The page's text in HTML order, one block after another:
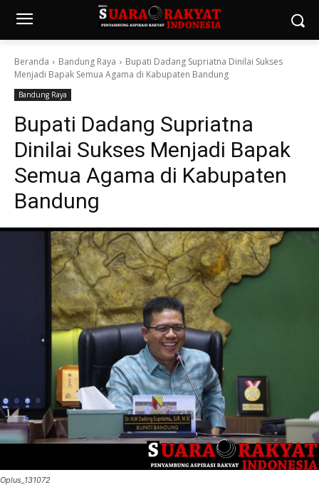
Beranda Bandung Raya
Bupati Dadang Supriatna Dinilai Sukses
Menjadi Bapak Semua Agama di Kabupaten Bandung
Bandung Raya
Bupati Dadang Supriatna
Dinilai Sukses Menjadi Bapak
Semua Agama di Kabupaten
Bandung
Oplus_131072